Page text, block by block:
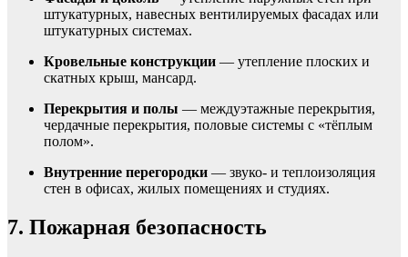
штукатурных, навесных вентилируемых фасадах или
штукатурных системах.
Кровельные конструкции — утепление плоских и
скатных крыш, мансард.
Перекрытия и полы — междуэтажные перекрытия,
чердачные перекрытия, половые системы с «тёплым
полом».
Внутренние перегородки — звуко- и теплоизоляция
стен в офисах, жилых помещениях и студиях.
7. Пожарная безопасность